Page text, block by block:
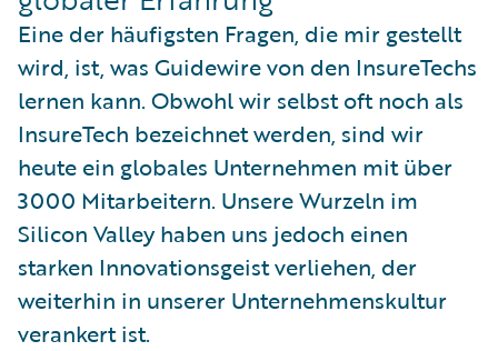
Eine der häufigsten Fragen, die mir gestellt
wird, ist, was Guidewire von den InsureTechs
lernen kann. Obwohl wir selbst oft noch als
InsureTech bezeichnet werden, sind wir
heute ein globales Unternehmen mit über
3000 Mitarbeitern. Unsere Wurzeln im
Silicon Valley haben uns jedoch einen
starken Innovationsgeist verliehen, der
weiterhin in unserer Unternehmenskultur
verankert ist.